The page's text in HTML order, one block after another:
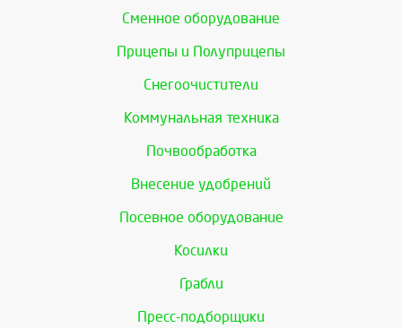
Сменное оборудование
Прицепы и Полуприцепы
Снегоочистители
Коммунальная техника
Почвообработка
Внесение удобрений
Посевное оборудование
Косилки
Грабли
Пресс-подборщики